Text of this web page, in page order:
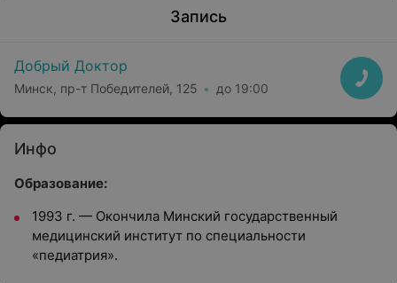
Запись
Добрый Доктор
Минск, пр-т Победителей, 125 до 19:00
Инфо
Образование:
1993 г. — Окончила Минский государственный
медицинский институт по специальности
«педиатрия».